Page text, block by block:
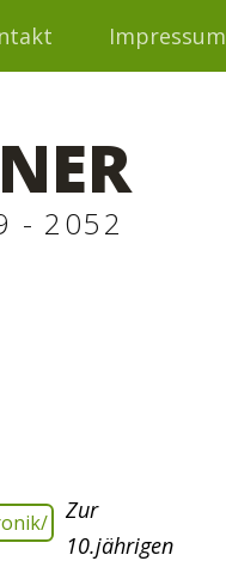
Impressum
- 2052
Zur
10.jährigen